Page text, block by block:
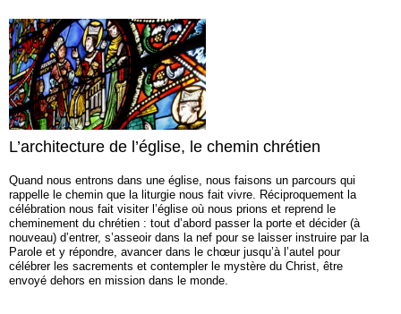
L’architecture de l’église, le chemin chrétien
Quand nous entrons dans une église, nous faisons un parcours qui
rappelle le chemin que la liturgie nous fait vivre. Réciproquement la
célébration nous fait visiter l’église où nous prions et reprend le
cheminement du chrétien : tout d’abord passer la porte et décider (à
nouveau) d’entrer, s’asseoir dans la nef pour se laisser instruire par la
Parole et y répondre, avancer dans le chœur jusqu’à l’autel pour
célébrer les sacrements et contempler le mystère du Christ, être
envoyé dehors en mission dans le monde.